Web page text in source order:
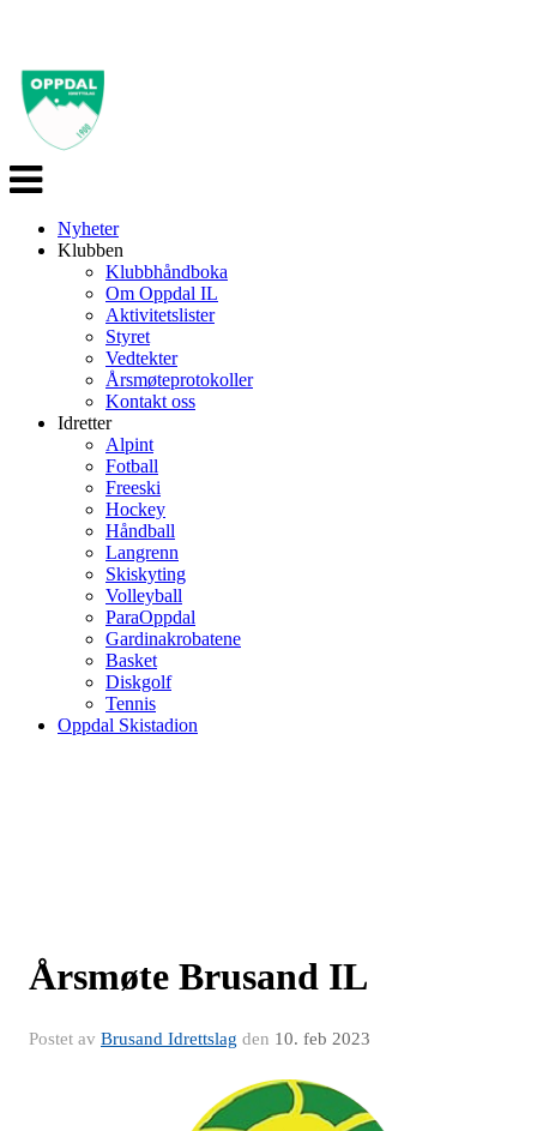
Veksle
navigasjon
Nyheter
Klubben
Klubbhåndboka
Om Oppdal IL
Aktivitetslister
Styret
Vedtekter
Årsmøteprotokoller
Kontakt oss
Idretter
Alpint
Fotball
Freeski
Hockey
Håndball
Langrenn
Skiskyting
Volleyball
ParaOppdal
Gardinakrobatene
Basket
Diskgolf
Tennis
Oppdal Skistadion
Årsmøte Brusand IL
Postet av Brusand Idrettslag den 10. feb 2023